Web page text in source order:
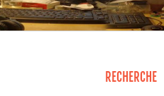
RECHERCHE